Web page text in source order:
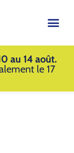
au 14 août.
le 17